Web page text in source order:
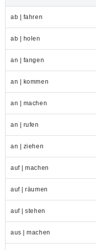
ab | fahren
ab | holen
an | fangen
an | kommen
an | machen
an | rufen
an | ziehen
auf | machen
auf | räumen
auf | stehen
aus | machen